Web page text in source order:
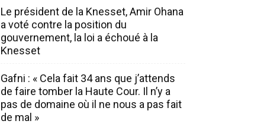
Le président de la Knesset, Amir Ohana
a voté contre la position du
gouvernement, la loi a échoué à la
Knesset
Gafni : « Cela fait 34 ans que j’attends
de faire tomber la Haute Cour. Il n’y a
pas de domaine où il ne nous a pas fait
de mal »